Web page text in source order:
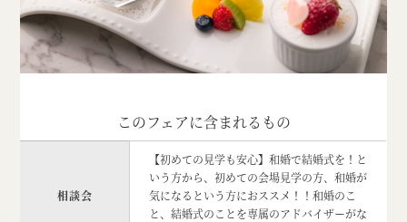
このフェアに含まれるもの
相談会
【初めての見学も安心】和婚で結婚式を！と
いう方から、初めての会場見学の方、和婚が
気になるという方におススメ！！和婚のこ
と、結婚式のことを専属のアドバイザーがな